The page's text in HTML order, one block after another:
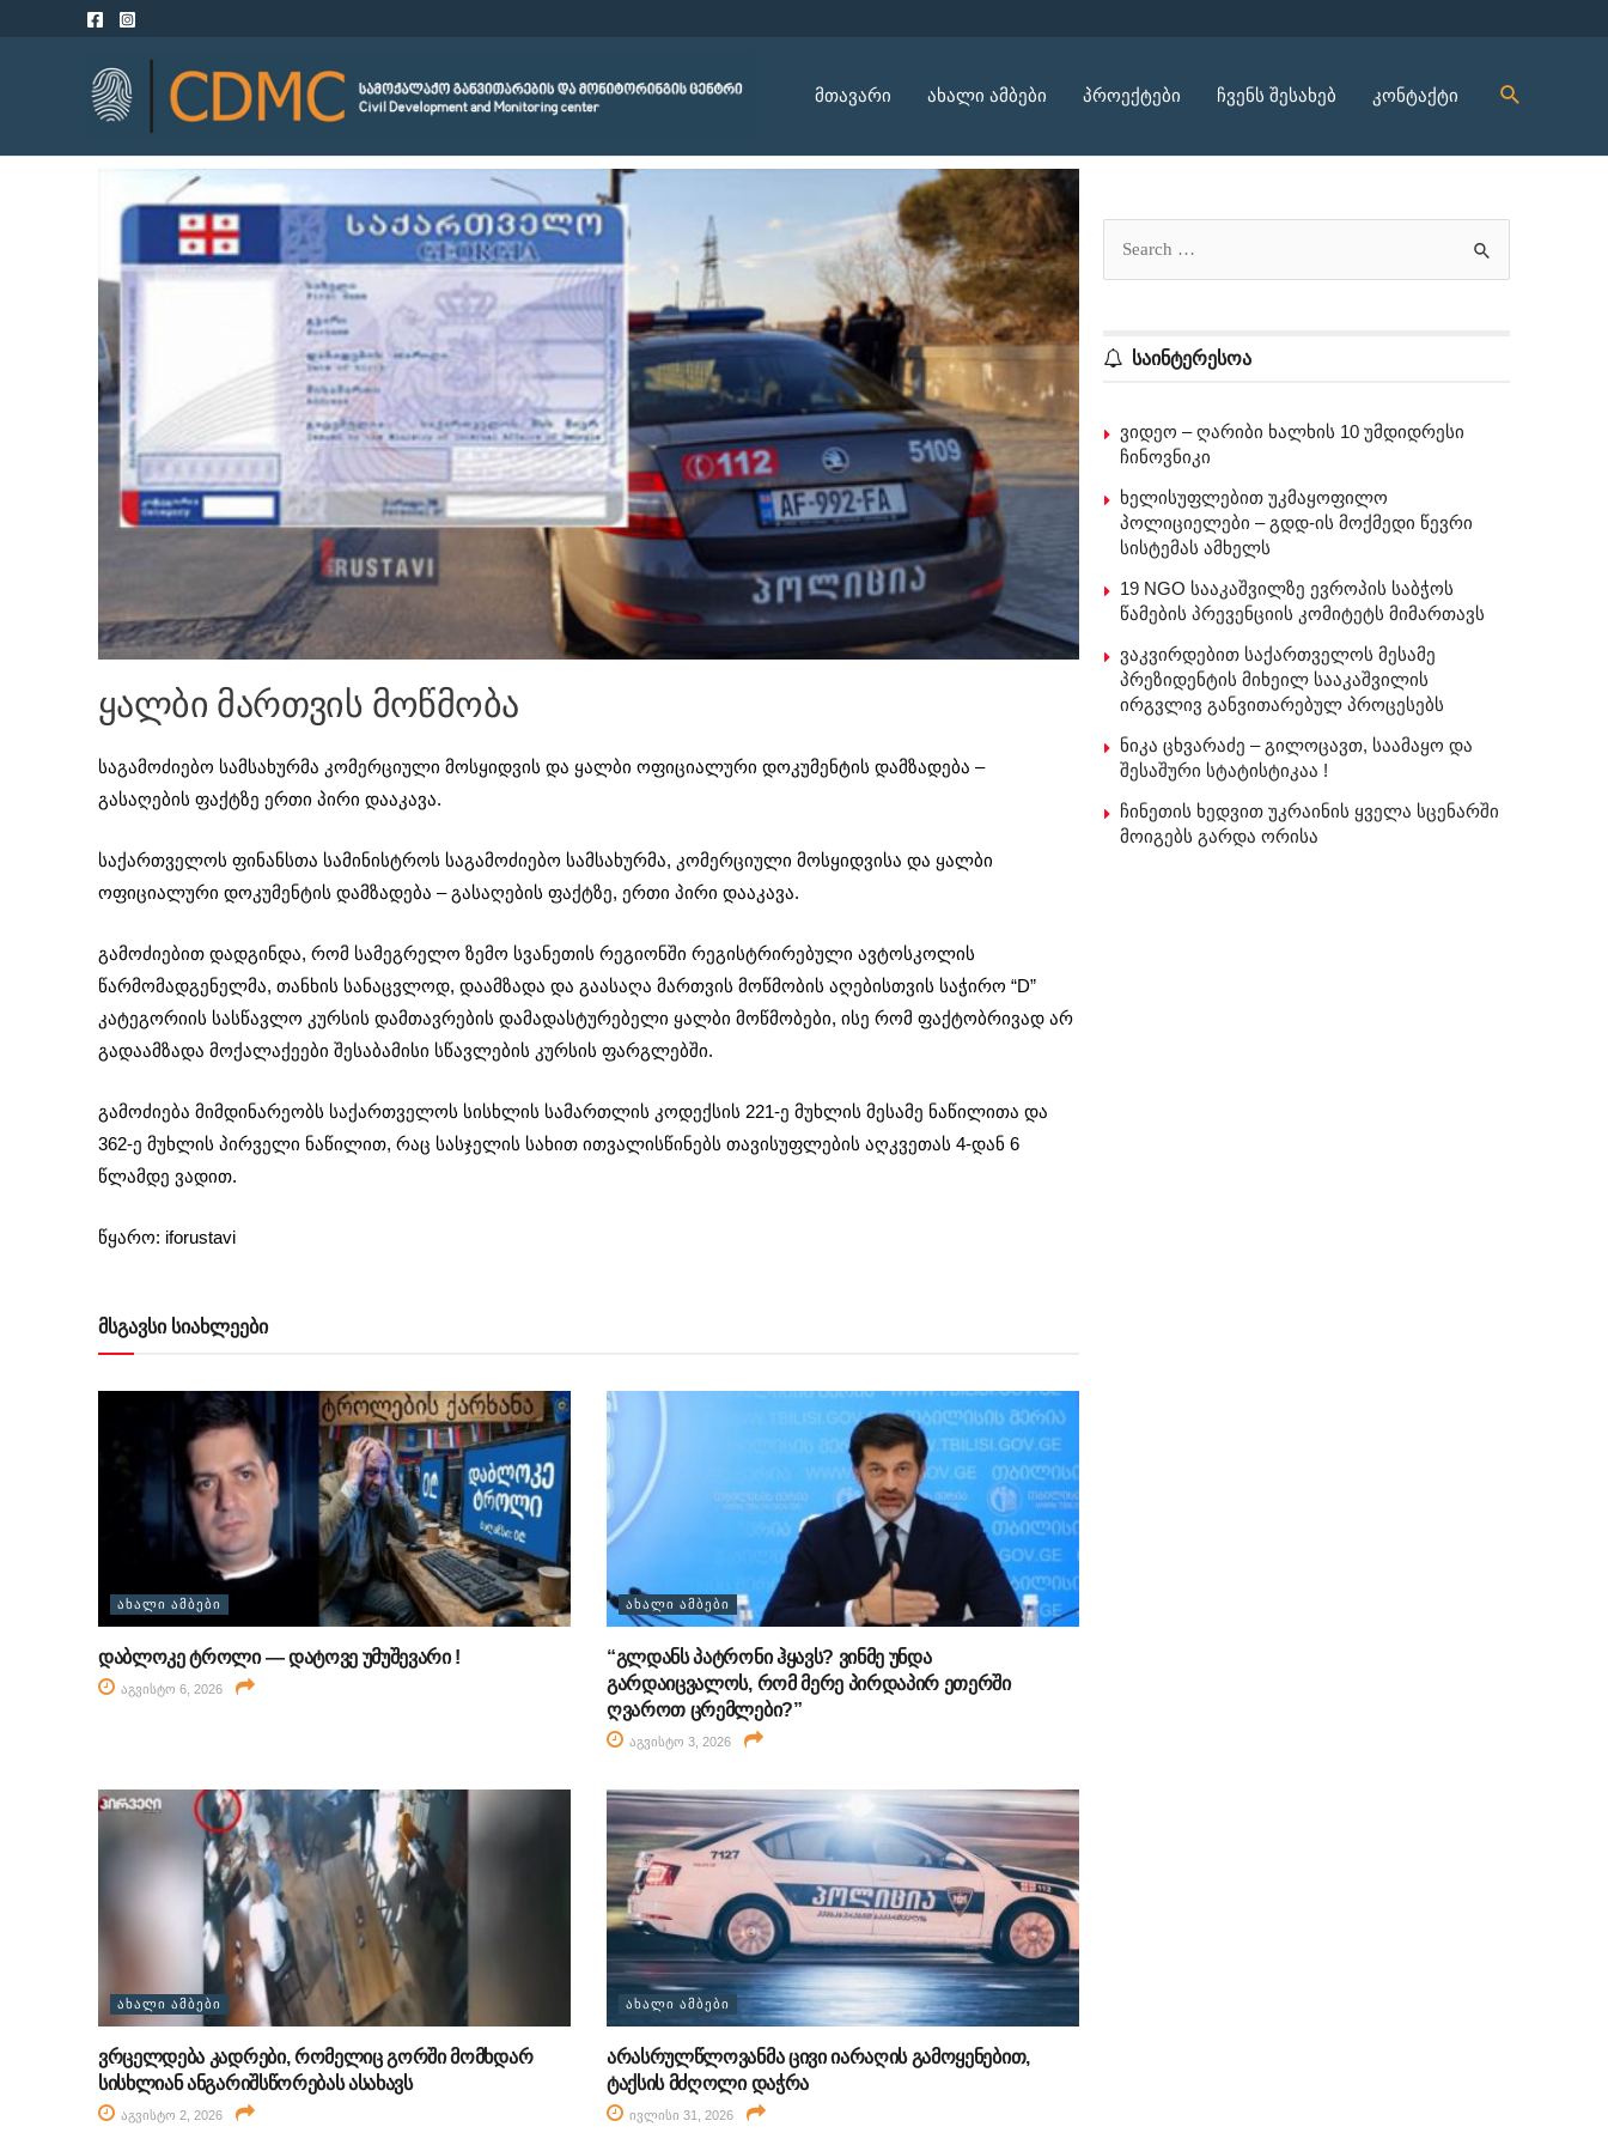
მთავარი ახალი ამბები პროექტები ჩვენს შესახებ კონტაქტი
ყალბი მართვის მოწმობა
საგამოძიებო სამსახურმა კომერციული მოსყიდვის და ყალბი ოფიციალური დოკუმენტის დამზადება –
გასაღების ფაქტზე ერთი პირი დააკავა.
საქართველოს ფინანსთა სამინისტროს საგამოძიებო სამსახურმა, კომერციული მოსყიდვისა და ყალბი
ოფიციალური დოკუმენტის დამზადება – გასაღების ფაქტზე, ერთი პირი დააკავა.
გამოძიებით დადგინდა, რომ სამეგრელო ზემო სვანეთის რეგიონში რეგისტრირებული ავტოსკოლის
წარმომადგენელმა, თანხის სანაცვლოდ, დაამზადა და გაასაღა მართვის მოწმობის აღებისთვის საჭირო “D”
კატეგორიის სასწავლო კურსის დამთავრების დამადასტურებელი ყალბი მოწმობები, ისე რომ ფაქტობრივად არ
გადაამზადა მოქალაქეები შესაბამისი სწავლების კურსის ფარგლებში.
გამოძიება მიმდინარეობს საქართველოს სისხლის სამართლის კოდექსის 221-ე მუხლის მესამე ნაწილითა და
362-ე მუხლის პირველი ნაწილით, რაც სასჯელის სახით ითვალისწინებს თავისუფლების აღკვეთას 4-დან 6
წლამდე ვადით.
წყარო: iforustavi
მსგავსი სიახლეები
ᲐᲮᲐᲚᲘ ᲐᲛᲑᲔᲑᲘ
დაბლოკე ტროლი — დატოვე უმუშევარი !
აგვისტო 6, 2026
ᲐᲮᲐᲚᲘ ᲐᲛᲑᲔᲑᲘ
“გლდანს პატრონი ჰყავს? ვინმე უნდა
გარდაიცვალოს, რომ მერე პირდაპირ ეთერში
ღვაროთ ცრემლები?”
აგვისტო 3, 2026
ᲐᲮᲐᲚᲘ ᲐᲛᲑᲔᲑᲘ
ვრცელდება კადრები, რომელიც გორში მომხდარ
სისხლიან ანგარიშსწორებას ასახავს
აგვისტო 2, 2026
ᲐᲮᲐᲚᲘ ᲐᲛᲑᲔᲑᲘ
არასრულწლოვანმა ცივი იარაღის გამოყენებით,
ტაქსის მძღოლი დაჭრა
ივლისი 31, 2026
საინტერესოა
ვიდეო – ღარიბი ხალხის 10 უმდიდრესი
ჩინოვნიკი
ხელისუფლებით უკმაყოფილო
პოლიციელები – გდდ-ის მოქმედი წევრი
სისტემას ამხელს
19 NGO სააკაშვილზე ევროპის საბჭოს
წამების პრევენციის კომიტეტს მიმართავს
ვაკვირდებით საქართველოს მესამე
პრეზიდენტის მიხეილ სააკაშვილის
ირგვლივ განვითარებულ პროცესებს
ნიკა ცხვარაძე – გილოცავთ, საამაყო და
შესაშური სტატისტიკაა !
ჩინეთის ხედვით უკრაინის ყველა სცენარში
მოიგებს გარდა ორისა